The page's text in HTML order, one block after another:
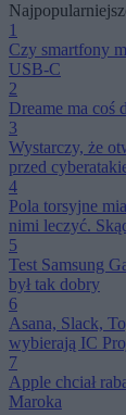
1
Czy smartfony
USB-C
2
Dreame ma coś
3
Wystarczy, że
przed
4
Pola torsyjne
nimi leczyć.
5
Test Samsung
był tak dobry
6
Asana, Slack,
wybierają IC
7
Apple chciał
Maroka